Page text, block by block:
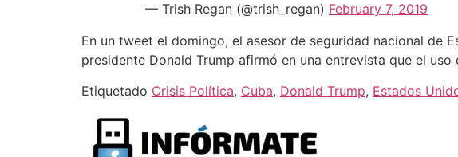
— Trish Regan (@trish_regan) February 7, 2019
En un tweet el domingo, el asesor de seguridad nacional de
presidente Donald Trump afirmó en una entrevista que el
Etiquetado Crisis Política, Cuba, Donald Trump, Estados